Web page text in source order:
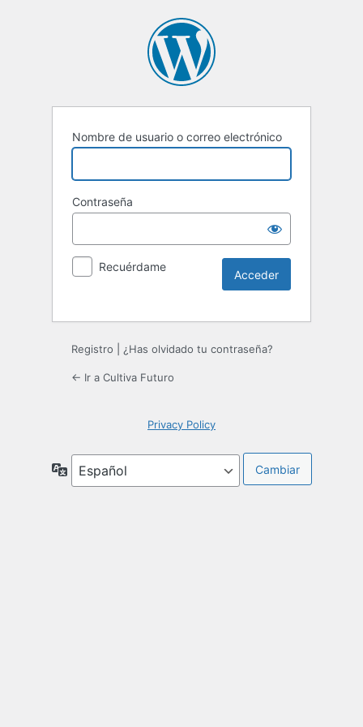
Nombre de usuario o correo electrónico
Contraseña
Recuérdame
Registro ¿Has olvidado tu contraseña?
← Ir a Cultiva Futuro
Privacy Policy
Idioma